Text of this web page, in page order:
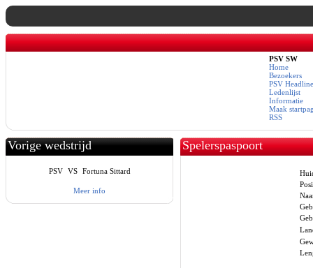
PSV SW
Home
Bezoekers
PSV
Ledenlijst
Informatie
Maak
RSS
Vorige wedstrijd
PSV VS Fortuna Sittard
Meer info
Spelerspaspoort